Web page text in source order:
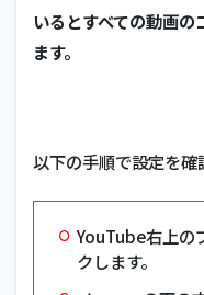
いるとすべての動画
ます。
以下の手順で設定を確
YouTube右上の
クします。